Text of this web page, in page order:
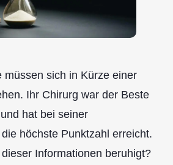
müssen sich in Kürze einer
Ihr Chirurg war der Beste
hat bei seiner
höchste Punktzahl erreicht.
Informationen beruhigt?